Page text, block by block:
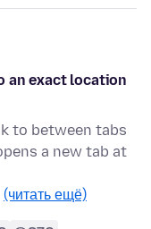
an exact location
to between tabs
a new tab at
(читать ещё)